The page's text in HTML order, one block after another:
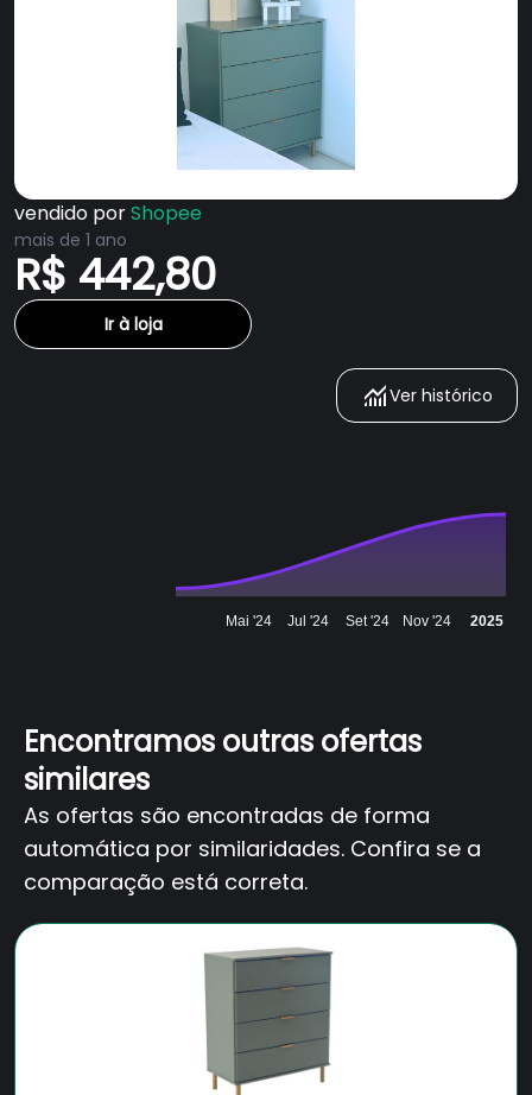
vendido porShopee
mais de 1 ano
R$ 442,80
Ir à loja
Ver histórico
Mai '24 Jul '24 Set '24 Nov '24 2025
Encontramos outras ofertas
similares
As ofertas são encontradas de forma
automática por similaridades. Confira se a
comparação está correta.